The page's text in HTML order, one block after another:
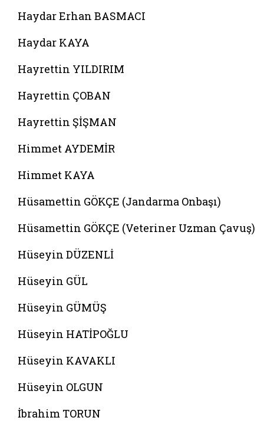
Haydar Erhan BASMACI
Haydar KAYA
Hayrettin YILDIRIM
Hayrettin ÇOBAN
Hayrettin ŞİŞMAN
Himmet AYDEMİR
Himmet KAYA
Hüsamettin GÖKÇE (Jandarma Onbaşı)
Hüsamettin GÖKÇE (Veteriner Uzman Çavuş)
Hüseyin DÜZENLİ
Hüseyin GÜL
Hüseyin GÜMÜŞ
Hüseyin HATİPOĞLU
Hüseyin KAVAKLI
Hüseyin OLGUN
İbrahim TORUN